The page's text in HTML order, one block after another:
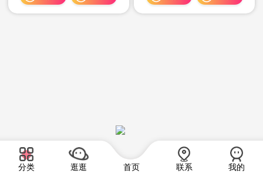
分类 逛逛 首页 联系 我的